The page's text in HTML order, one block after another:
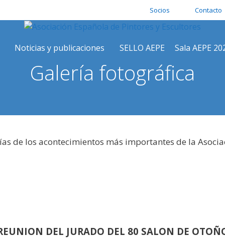
Socios Contacto
Noticias y publicaciones SELLO AEPE Sala AEPE
Galería fotográfica
de los acontecimientos más importantes de la
DEL JURADO DEL 80 SALON DE